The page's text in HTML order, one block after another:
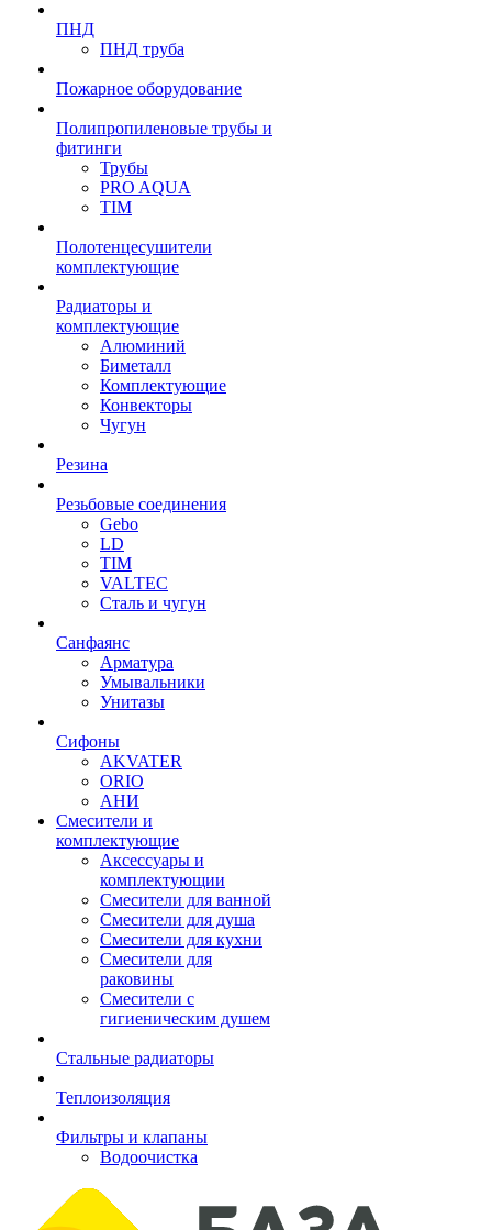
ПНД
ПНД труба
Пожарное оборудование
Полипропиленовые трубы и
фитинги
Трубы
PRO AQUA
TIM
Полотенцесушители
комплектующие
Радиаторы и
комплектующие
Алюминий
Биметалл
Комплектующие
Конвекторы
Чугун
Резина
Резьбовые соединения
Gebo
LD
TIM
VALTEC
Сталь и чугун
Санфаянс
Арматура
Умывальники
Унитазы
Сифоны
AKVATER
ORIO
АНИ
Смесители и
комплектующие
Аксессуары и
комплектующии
Смесители для ванной
Смесители для душа
Смесители для кухни
Смесители для
раковины
Смесители с
гигиеническим душем
Стальные радиаторы
Теплоизоляция
Фильтры и клапаны
Водоочистка